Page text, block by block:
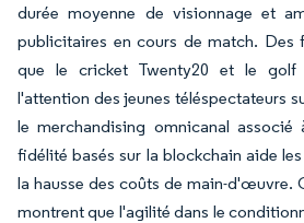
durée moyenne de visionnage et
publicitaires en cours de match. Des
que le cricket Twenty20 et le golf
l'attention des jeunes téléspectateurs
le merchandising omnicanal
fidélité basés sur la blockchain aide
la hausse des coûts de main-d'œuvre.
montrent que l'agilité dans le